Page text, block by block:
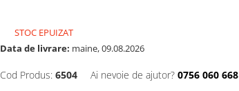
STOC EPUIZAT
Data de livrare: maine, 09.08.2026
Cod Produs: 6504 Ai nevoie de ajutor? 0756 060 668